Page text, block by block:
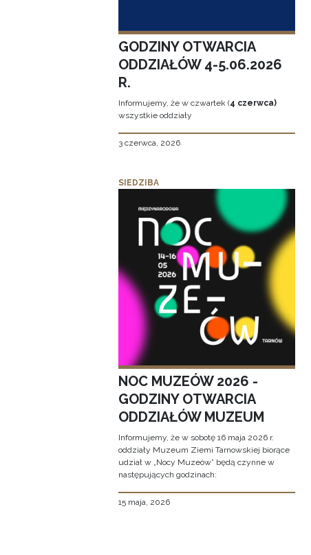
GODZINY OTWARCIA
ODDZIAŁÓW 4-5.06.2026
R.
Informujemy, że w czwartek (4 czerwca)
wszystkie oddziały
3 czerwca, 2026
SIEDZIBA
NOC MUZEÓW 2026 -
GODZINY OTWARCIA
ODDZIAŁÓW MUZEUM
Informujemy, że w sobotę 16 maja 2026 r.
oddziały Muzeum Ziemi Tarnowskiej biorące
udział w „Nocy Muzeów” będą czynne w
następujących godzinach:
15 maja, 2026